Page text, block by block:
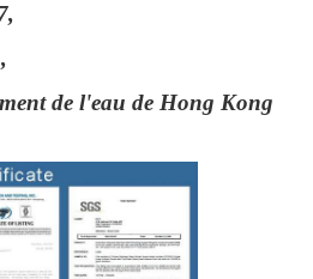
de l'eau de Hong Kong